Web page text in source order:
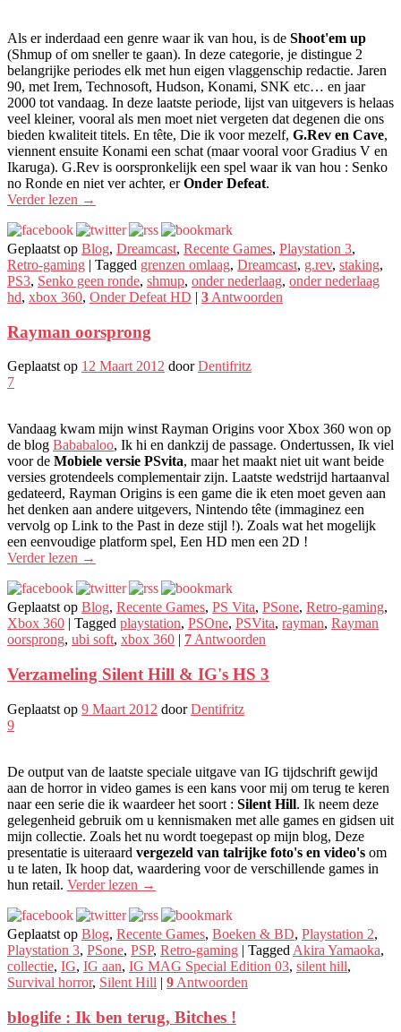
Als er inderdaad een genre waar ik van hou, is de Shoot'em up
(Shmup of om sneller te gaan). In deze categorie, je distingue 2
belangrijke periodes elk met hun eigen vlaggenschip redactie. Jaren
90, met Irem, Technosoft, Hudson, Konami, SNK etc… en jaar
2000 tot vandaag. In deze laatste periode, lijst van uitgevers is helaas
veel kleiner, vooral als men moet niet vergeten dat degenen die ons
bieden kwaliteit titels. En tête, Die ik voor mezelf, G.Rev en Cave,
viennent ensuite Konami een schat (maar vooral voor Gradius V en
Ikaruga). G.Rev is oorspronkelijk een spel waar ik van hou : Senko
no Ronde en niet ver achter, erOnder Defeat.
Verder lezen →
Geplaatst op Blog, Dreamcast, Recente Games, Playstation 3,
Retro-gaming | Tagged grenzen omlaag, Dreamcast, g.rev, staking,
PS3, Senko geen ronde, shmup, onder nederlaag, onder nederlaag
hd, xbox 360, Onder Defeat HD | 3 Antwoorden
Rayman oorsprong
Geplaatst op 12 Maart 2012 doorDentifritz
7
Vandaag kwam mijn winst Rayman Origins voor Xbox 360 won op
de blog Bababaloo, Ik hi en dankzij de passage. Ondertussen, Ik viel
voor de Mobiele versie PSvita, maar het maakt niet uit want beide
versies grotendeels complementair zijn. Laatste wedstrijd hartaanval
gedateerd, Rayman Origins is een game die ik eten moet geven aan
het denken aan andere uitgevers, Nintendo tête (immaginez een
vervolg op Link to the Past in deze stijl !). Zoals wat het mogelijk
een eenvoudige platform spel, Een HD men een 2D !
Verder lezen →
Geplaatst op Blog, Recente Games, PS Vita, PSone, Retro-gaming,
Xbox 360 | Tagged playstation, PSOne, PSVita, rayman, Rayman
oorsprong, ubi soft, xbox 360 | 7Antwoorden
Verzameling Silent Hill & IG's HS 3
Geplaatst op 9 Maart 2012 doorDentifritz
9
De output van de laatste speciale uitgave van IG tijdschrift gewijd
aan de horror in video games is een kans voor mij om terug te keren
naar een serie die ik waardeer het soort : Silent Hill. Ik neem deze
gelegenheid gebruik om u kennismaken met alle games en gidsen uit
mijn collectie. Zoals het nu wordt toegepast op mijn blog, Deze
presentatie is uiteraard vergezeld van talrijke foto's en video's om
u te laten, Ik hoop dat, waardering voor de verschillende games in
hun retail. Verder lezen →
Geplaatst op Blog, Recente Games, Boeken & BD, Playstation 2,
Playstation 3, PSone, PSP, Retro-gaming | Tagged Akira Yamaoka,
collectie, IG, IG aan, IG MAG Special Edition 03, silent hill,
Survival horror, Silent Hill | 9 Antwoorden
bloglife : Ik ben terug, Bitches !